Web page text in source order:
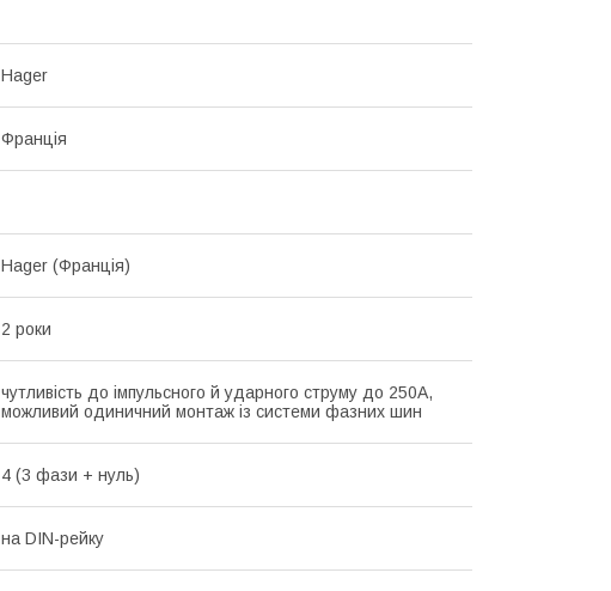
Hager
Франція
Hager (Франція)
2 роки
чутливість до імпульсного й ударного струму до 250A,
можливий одиничний монтаж із системи фазних шин
4 (3 фази + нуль)
на DIN-рейку